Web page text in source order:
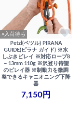
×入荷待ち
Petzl(ペツル) PIRANA
GUIDE(ピラナ ガイド) ※水
しぶきビレイ ※対応ロープ8
～13mm 110g ※沢登り待望
のビレイ器 ※制動力を微調
整できるキャニオニング下降
器
7,150円